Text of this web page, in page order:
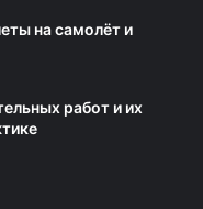
на самолёт и
работ и их